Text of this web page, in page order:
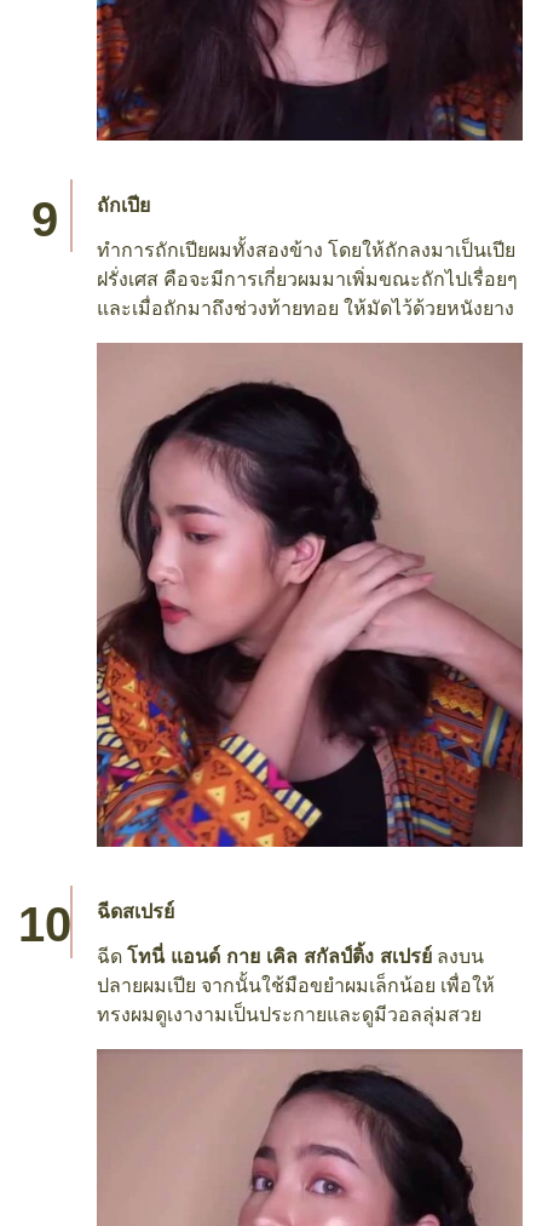
ถักเปีย
ทำการถักเปียผมทั้งสองข้าง โดยให้ถักลงมาเป็นเปีย
ฝรั่งเศส คือจะมีการเกี่ยวผมมาเพิ่มขณะถักไปเรื่อยๆ
และเมื่อถักมาถึงช่วงท้ายทอย ให้มัดไว้ด้วยหนังยาง
ฉีดสเปรย์
ฉีด โทนี่ แอนด์ กาย เคิล สกัลป์ติ้ง สเปรย์ ลงบน
ปลายผมเปีย จากนั้นใช้มือขยำผมเล็กน้อย เพื่อให้
ทรงผมดูเงางามเป็นประกายและดูมีวอลลุ่มสวย